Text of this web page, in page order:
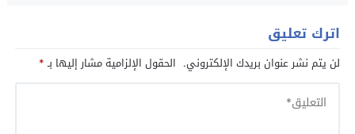
اترك تعليق
لن يتم نشر عنوان بريدك الإلكتروني. الحقول الإلزامية مشار إليها بـ*